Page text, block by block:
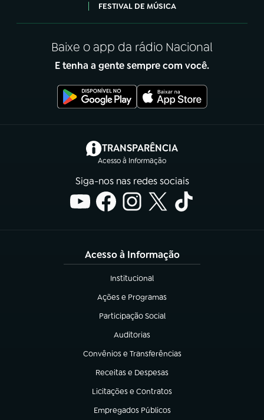
FESTIVAL DE MÚSICA
Baixe o app da rádio Nacional
E tenha a gente sempre com você.
TRANSPARÊNCIA
Acesso à Informação
(abre em nova aba)
Siga-nos nas redes sociais
Acesso à Informação
Institucional
(abre em nova aba)
Ações e Programas
(abre em nova aba)
Participação Social
(abre em nova aba)
Auditorias
(abre em nova aba)
Convênios e Transferências
(abre em nova aba)
Receitas e Despesas
(abre em nova aba)
Licitações e Contratos
(abre em nova aba)
Empregados Públicos
(abre em nova aba)